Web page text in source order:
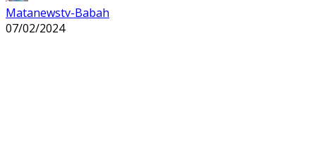
Matanewstv-Babah
07/02/2024